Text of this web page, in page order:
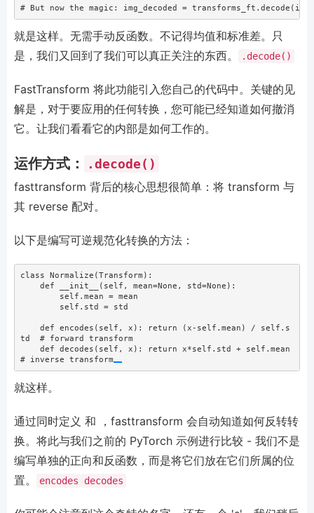
# But now the magic: img_decoded =
就是这样。无需手动反函数。不记得均值和标准差。只
是，我们又回到了我们可以真正关注的东西。
.decode()
FastTransform 将此功能引入您自己的代码中。关键的见
解是，对于要应用的任何转换，您可能已经知道如何撤消
它。让我们看看它的内部是如何工作的。
运作方式： .decode()
fasttransform 背后的核心思想很简单：将 transform 与
其 reverse 配对。
以下是编写可逆规范化转换的方法：
class Normalize(Transform):
def
__init__ ( self , mean=None , std=None ):
self .mean = mean
self .std = std
def encodes( self , x): return (x - self .mean) / self .s
td # forward transform
def decodes( self , x): return x*self .std + self
# inverse transform
就这样。
通过同时定义 和 ，fasttransform 会自动知道如何反转转
换。将此与我们之前的 PyTorch 示例进行比较 - 我们不是
编写单独的正向和反函数，而是将它们放在它们所属的位
置。
encodes decodes